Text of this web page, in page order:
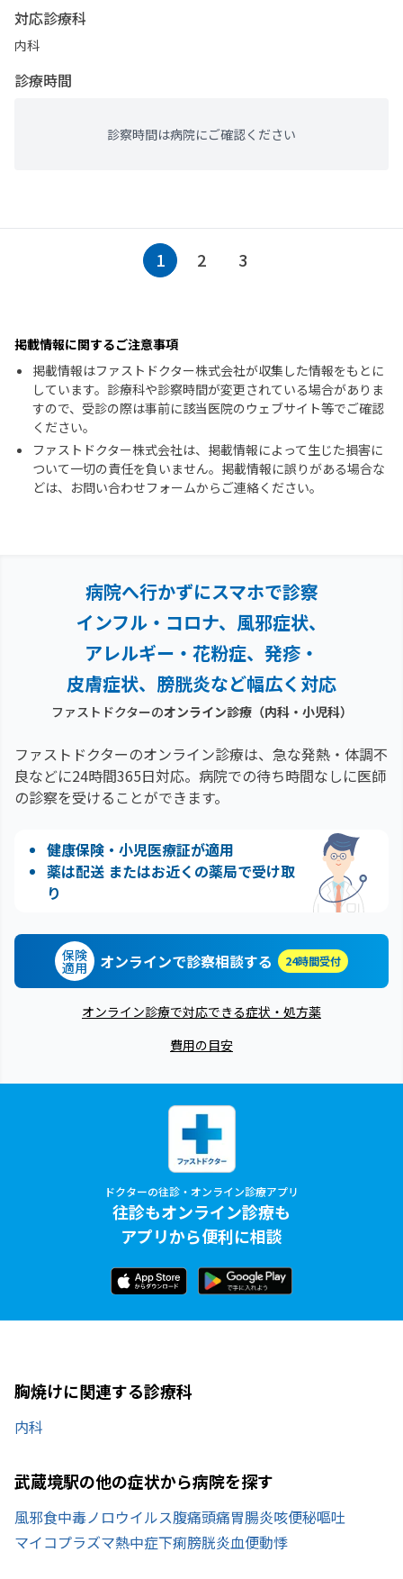
対応診療科
内科
診療時間
診察時間は病院にご確認ください
1 2 3
掲載情報に関するご注意事項
掲載情報はファストドクター株式会社が収集した情報をもとに
しています。診療科や診察時間が変更されている場合がありま
すので、受診の際は事前に該当医院のウェブサイト等でご確認
ください。
ファストドクター株式会社は、掲載情報によって生じた損害に
ついて一切の責任を負いません。掲載情報に誤りがある場合な
どは、お問い合わせフォームからご連絡ください。
病院へ行かずにスマホで診察
インフル・コロナ、風邪症状、
アレルギー・花粉症、 発疹・
皮膚症状、膀胱炎など幅広く対応
ファストドクターのオンライン診療（内科・小児科）
ファストドクターのオンライン診療は、急な発熱・体調不
良などに24時間365日対応。 病院での待ち時間なしに医師
の診察を受けることができます。
健康保険・小児医療証が適用
薬は配送 またはお近くの薬局で受け取
り
保険
適用 オンラインで診察相談する 24時間受付
オンライン診療で対応できる症状・処方薬
費用の目安
ドクターの往診・オンライン診療アプリ
往診もオンライン診療も
アプリから便利に相談
胸焼けに関連する診療科
内科
武蔵境駅の他の症状から病院を探す
風邪食中毒ノロウイルス腹痛頭痛胃腸炎咳便秘嘔吐
マイコプラズマ熱中症下痢膀胱炎血便動悸